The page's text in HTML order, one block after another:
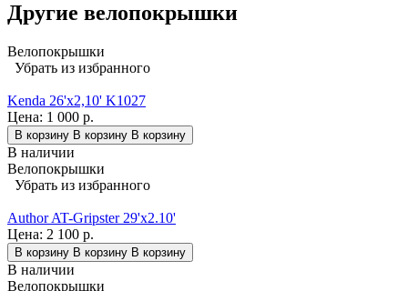
Другие велопокрышки
Велопокрышки
Убрать из избранного
Kenda 26'x2,10' K1027
Цена: 1 000 р.
В корзину В корзину В корзину
В наличии
Велопокрышки
Убрать из избранного
Author AT-Gripster 29'x2.10'
Цена: 2 100 р.
В корзину В корзину В корзину
В наличии
Велопокрышки